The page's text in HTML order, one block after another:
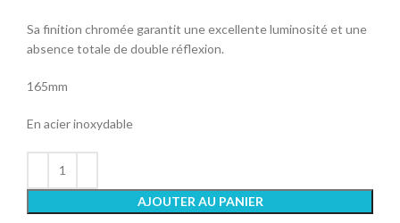
Sa finition chromée garantit une excellente luminosité et une
absence totale de double réflexion.
165mm
En acier inoxydable
AJOUTER AU PANIER